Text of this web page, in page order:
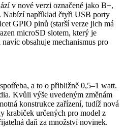
v nové verzi označené jako B+,
Nabízí například čtyři USB porty
GPIO pinů (starší verze jich má
microSD slotem, který je
obsahuje mechanismus pro
a to o přibližně 0,5–1 watt.
Kvůli výše uvedeným změnám
konstrukce zařízení, tudíž nová
krabiček určených pro model z
daň za množství novinek.